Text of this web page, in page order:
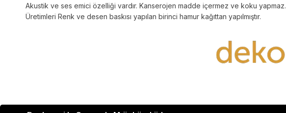
Akustik ve ses emici özelliği vardır. Kanserojen madde içermez ve koku yapmaz.
Üretimleri Renk ve desen baskısı yapılan birinci hamur kağıttan yapılmıştır.